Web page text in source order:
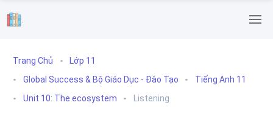
.
Trang Chủ
Lớp 11
Global Success & Bộ Giáo Dục - Đào Tạo
Tiếng Anh 11
Unit 10: The ecosystem
Listening